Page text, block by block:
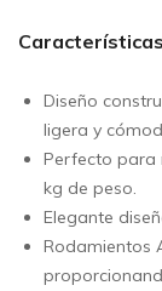
Diseño
ligera y
Perfecto para
kg de peso.
Elegante
Rodamientos